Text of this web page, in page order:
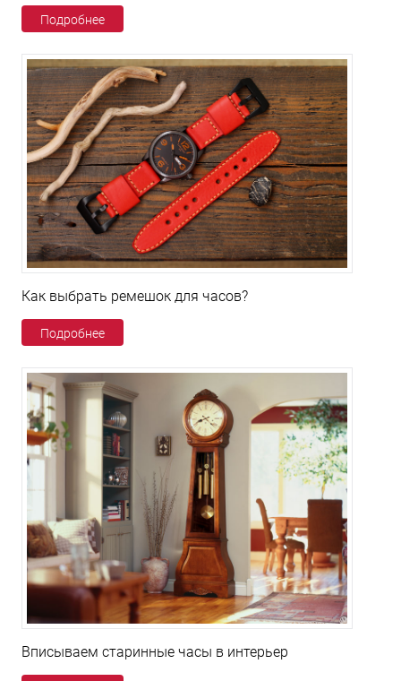
Подробнее
Как выбрать ремешок для часов?
Подробнее
Вписываем старинные часы в интерьер